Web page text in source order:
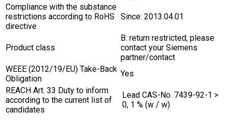
Compliance with the substance
restrictions according to RoHS
directive
Since: 2013.04.01
Product class
B: return restricted, please
contact your Siemens
partner/contact
WEEE (2012/19/EU) Take-Back
Obligation
Yes
REACH Art. 33 Duty to inform
according to the current list of
candidates
Lead CAS-No. 7439-92-1 >
0, 1 % (w / w)